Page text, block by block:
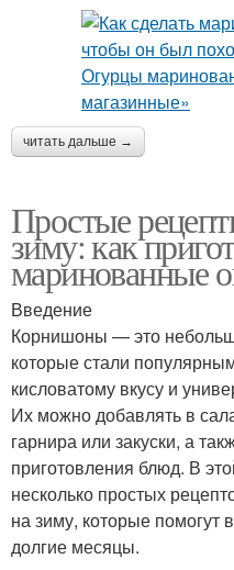
читать дальше →
Простые
зиму: как
маринованные
Введение
Корнишоны — это
которые стали
кисловатому вкусу и
Их можно добавлять в
гарнира или закуски, а
приготовления блюд. В
несколько простых
на зиму, которые помогут
долгие месяцы.